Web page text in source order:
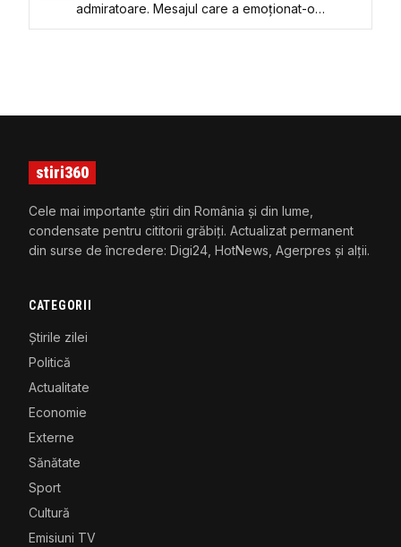
admiratoare. Mesajul care a emoționat-o
profund
stiri360
Cele mai importante știri din România și din lume,
condensate pentru cititorii grăbiți. Actualizat permanent
din surse de încredere: Digi24, HotNews, Agerpres și alții.
CATEGORII
Știrile zilei
Politică
Actualitate
Economie
Externe
Sănătate
Sport
Cultură
Emisiuni TV